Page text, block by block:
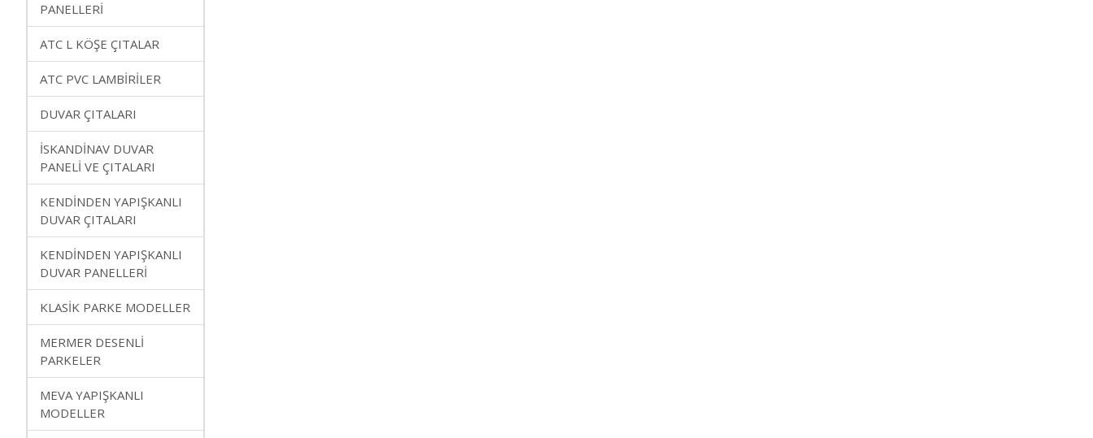
PANELLERİ
ATC L KÖŞE ÇITALAR
ATC PVC LAMBİRİLER
DUVAR ÇITALARI
İSKANDİNAV DUVAR
PANELİ VE ÇITALARI
KENDİNDEN YAPIŞKANLI
DUVAR ÇITALARI
KENDİNDEN YAPIŞKANLI
DUVAR PANELLERİ
KLASİK PARKE MODELLER
MERMER DESENLİ
PARKELER
MEVA YAPIŞKANLI
MODELLER